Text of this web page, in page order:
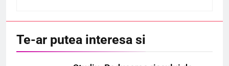
Te-ar putea interesa si